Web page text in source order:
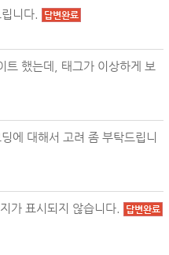
니다. 답변완료
트 했는데, 태그가 이상하게 보
에 대해서 고려 좀 부탁드립니
가 표시되지 않습니다. 답변완료